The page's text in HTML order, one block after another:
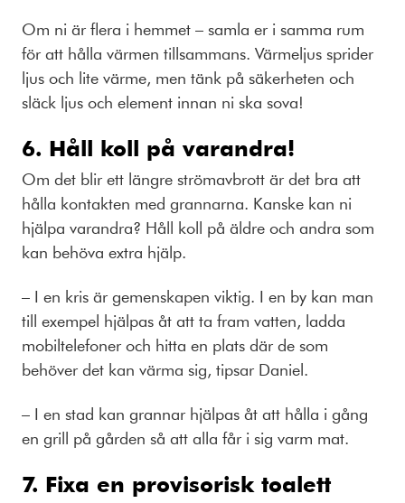
Om ni är flera i hemmet – samla er i samma rum
för att hålla värmen tillsammans. Värmeljus sprider
ljus och lite värme, men tänk på säkerheten och
släck ljus och element innan ni ska sova!
6. Håll koll på varandra!
Om det blir ett längre strömavbrott är det bra att
hålla kontakten med grannarna. Kanske kan ni
hjälpa varandra? Håll koll på äldre och andra som
kan behöva extra hjälp.
– I en kris är gemenskapen viktig. I en by kan man
till exempel hjälpas åt att ta fram vatten, ladda
mobiltelefoner och hitta en plats där de som
behöver det kan värma sig, tipsar Daniel.
– I en stad kan grannar hjälpas åt att hålla i gång
en grill på gården så att alla får i sig varm mat.
7. Fixa en provisorisk toalett